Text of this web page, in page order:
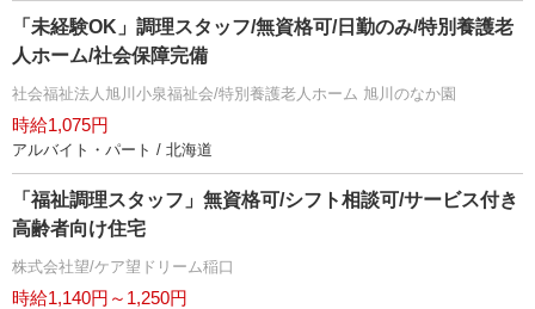
「未経験OK」調理スタッフ/無資格可/日勤のみ/特別養護老
人ホーム/社会保障完備
社会福祉法人旭川小泉福祉会/特別養護老人ホーム 旭川のなか園
時給1,075円
アルバイト・パート / 北海道
「福祉調理スタッフ」無資格可/シフト相談可/サービス付き
高齢者向け住宅
株式会社望/ケア望ドリーム稲口
時給1,140円～1,250円